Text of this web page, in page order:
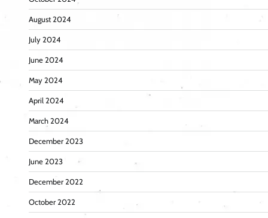
August 2024
July 2024
June 2024
May 2024
April 2024
March 2024
December 2023
June 2023
December 2022
October 2022